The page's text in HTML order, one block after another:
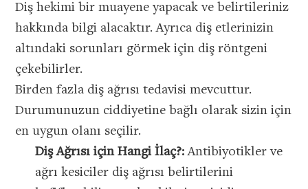
Diş hekimi bir muayene yapacak ve belirtileriniz
hakkında bilgi alacaktır. Ayrıca diş etlerinizin
altındaki sorunları görmek için diş röntgeni
çekebilirler.
Birden fazla diş ağrısı tedavisi mevcuttur.
Durumunuzun ciddiyetine bağlı olarak sizin için
en uygun olanı seçilir.
Diş Ağrısı için Hangi İlaç?:Antibiyotikler ve
ağrı kesiciler diş ağrısı belirtilerini